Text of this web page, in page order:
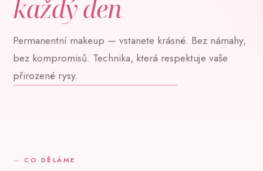
každý den
Permanentní makeup — vstanete krásné. Bez námahy,
bez kompromisů. Technika, která respektuje vaše
přirozené rysy.
CO DĚLÁME